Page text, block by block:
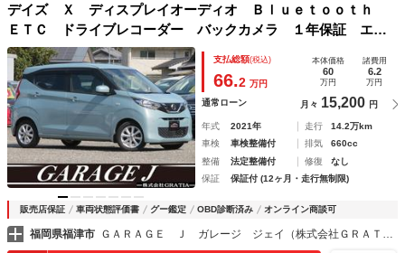
デイズ Ｘ ディスプレイオーディオ Ｂｌｕｅｔｏｏｔｈ
ＥＴＣ ドライブレコーダー バックカメラ １年保証 エマ
ージェンシーブレーキ スマートキー ＵＳＢポート イベラ
イザー オートエアコン オートライト
支払総額(税込)
66.2 万円
本体価格
60
万円
諸費用
6.2
万円
通常ローン 月々 15,200 円
年式 2021年 走行
14.2万km
車検
車検整備付 排気
660cc
整備
法定整備付 修復
なし
保証
保証付 (12ヶ月・走行無制限)
販売店保証 車両状態評価書 グー鑑定 OBD診断済み オンライン商談可
福岡県福津市 ＧＡＲＡＧＥ Ｊ ガレージ ジェイ（株式会社ＧＲＡＴＩＡ）